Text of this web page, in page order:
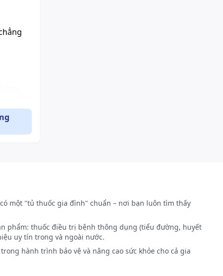
β
một "tủ thuốc gia đình" chuẩn – nơi bạn luôn tìm thấy
phẩm: thuốc điều trị bệnh thông dụng (tiểu đường, huyết
uy tín trong và ngoài nước.
hành trình bảo vệ và nâng cao sức khỏe cho cả gia